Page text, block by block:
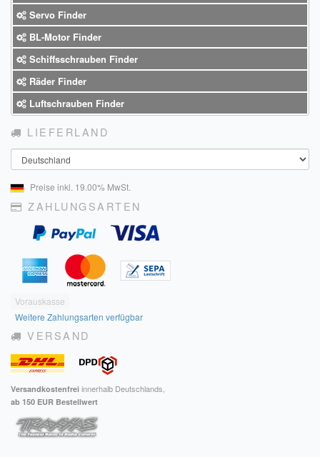
Servo Finder
BL-Motor Finder
Schiffsschrauben Finder
Räder Finder
Luftschrauben Finder
LIEFERLAND
Land
Preise inkl. 19.00% MwSt.
ZAHLUNGSARTEN
Vorauskasse
Weitere Zahlungsarten verfügbar
VERSAND
Versandkostenfrei innerhalb Deutschlands,
ab 150 EUR Bestellwert